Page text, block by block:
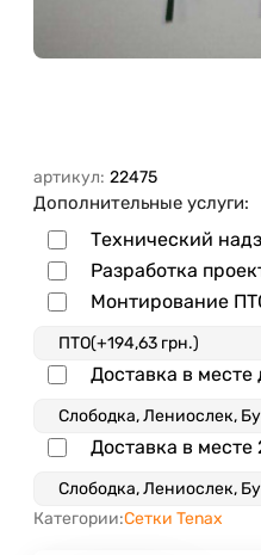
артикул: 22475
Дополнительные услуги:
Технический
Разработка
Монтирование
Доставка в месте
Доставка в месте
Категории:Сетки Tenax